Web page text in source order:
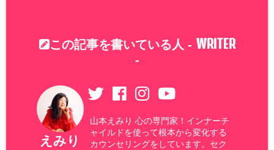
この記事を書いている人 - WRITER
-
えみり
山本えみり 心の専門家！インナーチ
ャイルドを使って根本から変化する
カウンセリングをしています。セク